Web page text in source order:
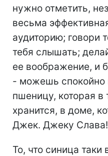
нужно отметить,
весьма
аудиторию; говори
тебя слышать;
ее воображение, и
- можешь спокойно
пшеницу, которая в
хранится, в доме,
Джек. Джеку Слава!
То, что синица